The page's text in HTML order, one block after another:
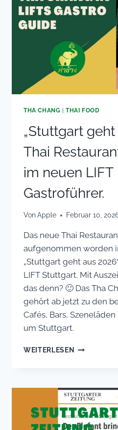
FOOD
SO
GESUND
IST
THA CHANG |THAI FOOD
„Stuttgart geht
Thai
im neuen LIFT
Gastroführer.
VonApple Februar 10,
Das neue Thai
aufgenommen worden
„Stuttgart geht aus
LIFT Stuttgart. Mit
das denn? 🙂 Das Tha
gehört ab jetzt zu den
Cafés, Bars,
um Stuttgart.
WEITERLESEN
„STUTTGART
THAI
THA
CHANG